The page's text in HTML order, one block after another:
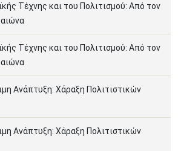
Τέχνης και του Πολιτισμού: Από τον
Τέχνης και του Πολιτισμού: Από τον
Ανάπτυξη: Χάραξη Πολιτιστικών
Ανάπτυξη: Χάραξη Πολιτιστικών